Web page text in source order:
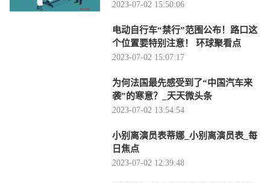
2023-07-02 15:50:06
电动自行车“禁行”范围公布！路口这
个位置要特别注意！ 环球聚看点
2023-07-02 15:07:17
为何法国最先感受到了“中国汽车来
袭”的寒意？_天天微头条
2023-07-02 13:54:54
小别离演员表蒂娜_小别离演员表_每
日焦点
2023-07-02 12:39:48